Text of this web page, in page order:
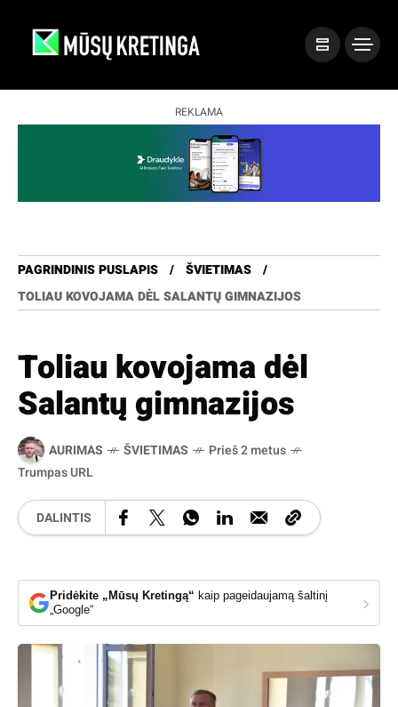
REKLAMA
PAGRINDINIS PUSLAPIS
ŠVIETIMAS
TOLIAU KOVOJAMA DĖL SALANTŲ GIMNAZIJOS
Toliau kovojama dėl
Salantų gimnazijos
AURIMAS ŠVIETIMAS
Prieš 2 metus
Trumpas URL
DALINTIS
Pridėkite „Mūsų Kretingą“ kaip pageidaujamą šaltinį
„Google“
›